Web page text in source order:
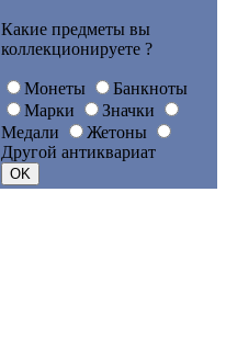
Какие предметы вы
коллекционируете ?
Монеты
Банкноты
Марки
Значки
Медали
Жетоны
Другой антиквариат